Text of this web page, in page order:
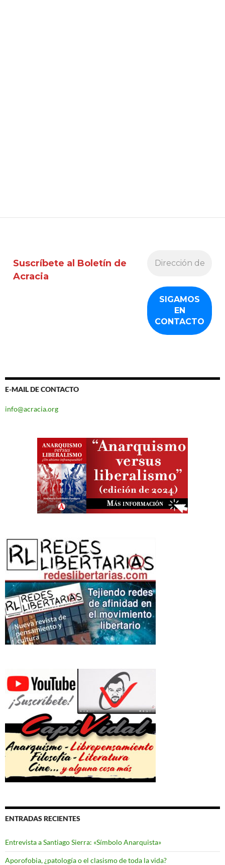
Suscríbete al Boletín de
Acracia
E-MAIL DE CONTACTO
info@acracia.org
ENTRADAS RECIENTES
Entrevista a Santiago Sierra: «Símbolo Anarquista»
Aporofobia, ¿patología o el clasismo de toda la vida?